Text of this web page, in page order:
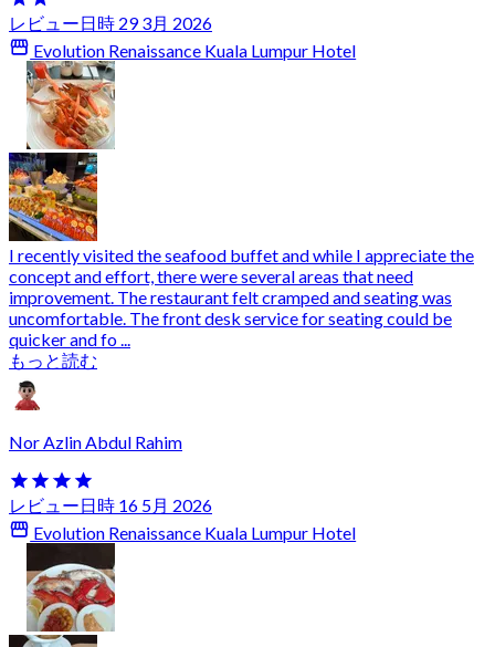
レビュー日時 29 3月 2026
Evolution Renaissance Kuala Lumpur Hotel
I recently visited the seafood buffet and while I appreciate the
concept and effort, there were several areas that need
improvement. The restaurant felt cramped and seating was
uncomfortable. The front desk service for seating could be
quicker and fo ...
もっと読む
Nor Azlin Abdul Rahim
レビュー日時 16 5月 2026
Evolution Renaissance Kuala Lumpur Hotel